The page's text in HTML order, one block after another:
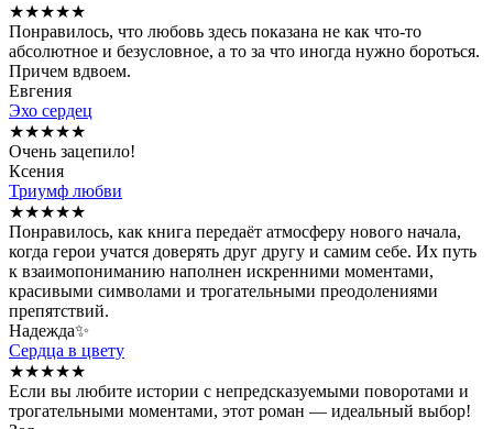
★★★★★
Понравилось, что любовь здесь показана не как что-то
абсолютное и безусловное, а то за что иногда нужно бороться.
Причем вдвоем.
Евгения
Эхо сердец
★★★★★
Очень зацепило!
Ксения
Триумф любви
★★★★★
Понравилось, как книга передаёт атмосферу нового начала,
когда герои учатся доверять друг другу и самим себе. Их путь
к взаимопониманию наполнен искренними моментами,
красивыми символами и трогательными преодолениями
препятствий.
Надежда✨
Сердца в цвету
★★★★★
Если вы любите истории с непредсказуемыми поворотами и
трогательными моментами, этот роман — идеальный выбор!